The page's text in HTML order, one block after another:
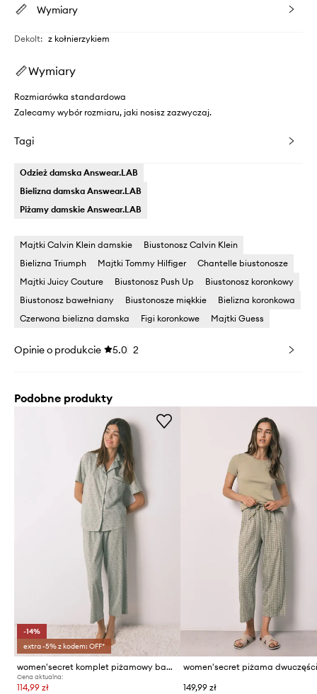
Wymiary
Dekolt: z kołnierzykiem
Wymiary
Rozmiarówka standardowa
Zalecamy wybór rozmiaru, jaki nosisz zazwyczaj.
Tagi
Odzież damska Answear.LAB
Bielizna damska Answear.LAB
Piżamy damskie Answear.LAB
Majtki Calvin Klein damskie
Biustonosz Calvin Klein
Bielizna Triumph
Majtki Tommy Hilfiger
Chantelle biustonosze
Majtki Juicy Couture
Biustonosz Push Up
Biustonosz koronkowy
Biustonosz bawełniany
Biustonosze miękkie
Bielizna koronkowa
Czerwona bielizna damska
Figi koronkowe Majtki Guess
Opinie o produkcie 5.0 2
Podobne produkty
-14%
extra -5% z kodem: OFF*
women'secret komplet piżamowy bawełniany
Cena aktualna:
114,99 zł 149,99 zł